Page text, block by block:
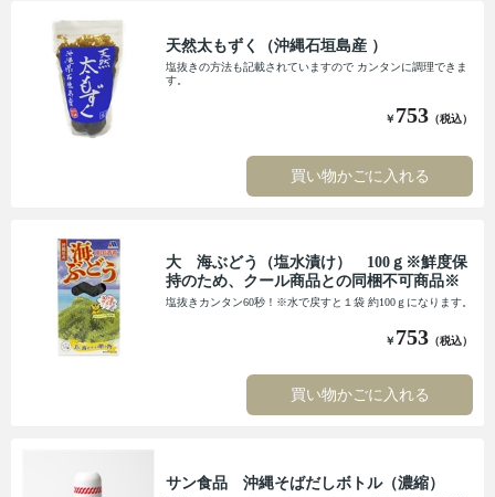
天然太もずく（沖縄石垣島産 ）
塩抜きの方法も記載されていますので カンタンに調理できま
す。
￥ 753 （税込）
買い物かごに入れる
大 海ぶどう（塩水漬け） 100ｇ※鮮度保
持のため、クール商品との同梱不可商品※
塩抜きカンタン60秒！※水で戻すと１袋 約100ｇになります。
￥ 753 （税込）
買い物かごに入れる
サン食品 沖縄そばだしボトル（濃縮）